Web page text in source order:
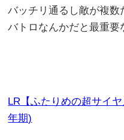
バッチリ通るし敵が複
バトロなんかだと最重要
LR【ふたりめの超サイ
年期)